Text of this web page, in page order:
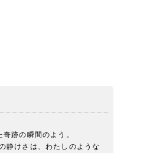
跡の瞬間のよう。
静けさは、わたしのような